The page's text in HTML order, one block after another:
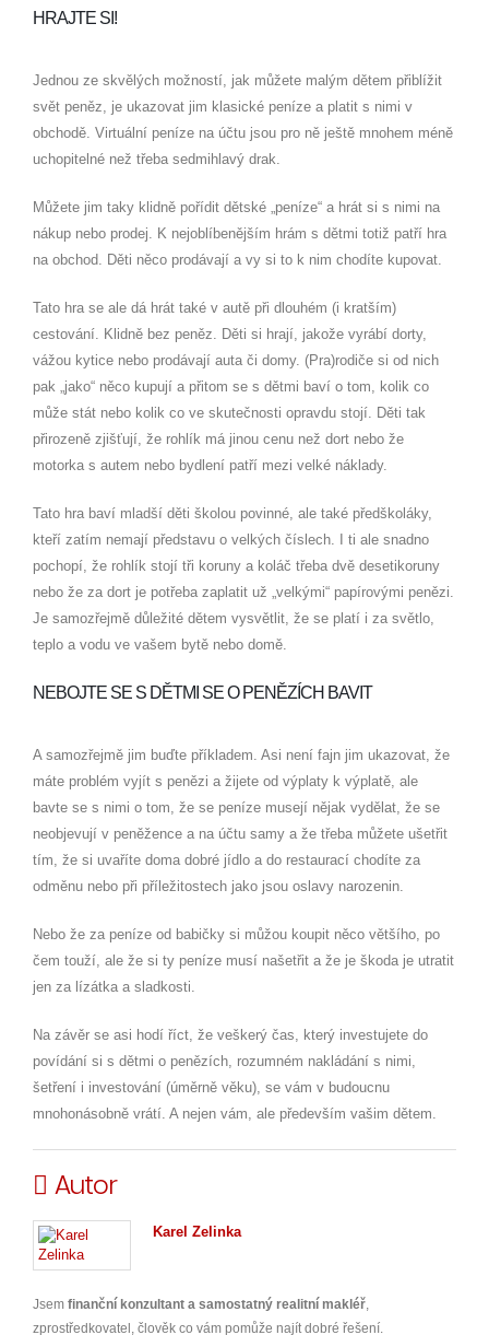
HRAJTE SI!
Jednou ze skvělých možností, jak můžete malým dětem přiblížit
svět peněz, je ukazovat jim klasické peníze a platit s nimi v
obchodě. Virtuální peníze na účtu jsou pro ně ještě mnohem méně
uchopitelné než třeba sedmihlavý drak.
Můžete jim taky klidně pořídit dětské „peníze“ a hrát si s nimi na
nákup nebo prodej. K nejoblíbenějším hrám s dětmi totiž patří hra
na obchod. Děti něco prodávají a vy si to k nim chodíte kupovat.
Tato hra se ale dá hrát také v autě při dlouhém (i kratším)
cestování. Klidně bez peněz. Děti si hrají, jakože vyrábí dorty,
vážou kytice nebo prodávají auta či domy. (Pra)rodiče si od nich
pak „jako“ něco kupují a přitom se s dětmi baví o tom, kolik co
může stát nebo kolik co ve skutečnosti opravdu stojí. Děti tak
přirozeně zjišťují, že rohlík má jinou cenu než dort nebo že
motorka s autem nebo bydlení patří mezi velké náklady.
Tato hra baví mladší děti školou povinné, ale také předškoláky,
kteří zatím nemají představu o velkých číslech. I ti ale snadno
pochopí, že rohlík stojí tři koruny a koláč třeba dvě desetikoruny
nebo že za dort je potřeba zaplatit už „velkými“ papírovými penězi.
Je samozřejmě důležité dětem vysvětlit, že se platí i za světlo,
teplo a vodu ve vašem bytě nebo domě.
NEBOJTE SE S DĚTMI SE O PENĚZÍCH BAVIT
A samozřejmě jim buďte příkladem. Asi není fajn jim ukazovat, že
máte problém vyjít s penězi a žijete od výplaty k výplatě, ale
bavte se s nimi o tom, že se peníze musejí nějak vydělat, že se
neobjevují v peněžence a na účtu samy a že třeba můžete ušetřit
tím, že si uvaříte doma dobré jídlo a do restaurací chodíte za
odměnu nebo při příležitostech jako jsou oslavy narozenin.
Nebo že za peníze od babičky si můžou koupit něco většího, po
čem touží, ale že si ty peníze musí našetřit a že je škoda je utratit
jen za lízátka a sladkosti.
Na závěr se asi hodí říct, že veškerý čas, který investujete do
povídání si s dětmi o penězích, rozumném nakládání s nimi,
šetření i investování (úměrně věku), se vám v budoucnu
mnohonásobně vrátí. A nejen vám, ale především vašim dětem.
Autor
Karel Zelinka
Jsem finanční konzultant a samostatný realitní makléř
zprostředkovatel, člověk co vám pomůže najít dobré řešení.